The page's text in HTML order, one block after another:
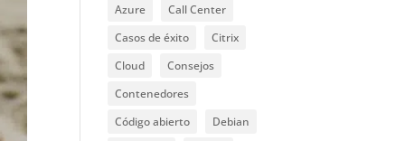
Azure
Call Center
Casos de éxito
Citrix
Cloud
Consejos
Contenedores
Código abierto
Debian